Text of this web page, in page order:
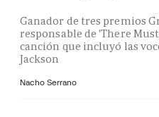
Ganador de tres premios
responsable de 'There
canción que incluyó las
Jackson
Nacho Serrano